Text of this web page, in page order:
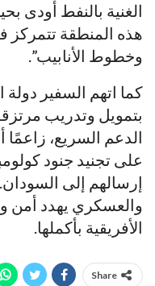
الغنية بالنفط أودى
هذه المنطقة تتمركز
وخطوط الأنابيب”.
كما اتهم السفير دولة
بتمويل وتدريب
الدعم السريع،
على تجنيد جنود
إرسالهم إلى
والعسكري يهدد أمن
الأفريقية بأكملها.
Share